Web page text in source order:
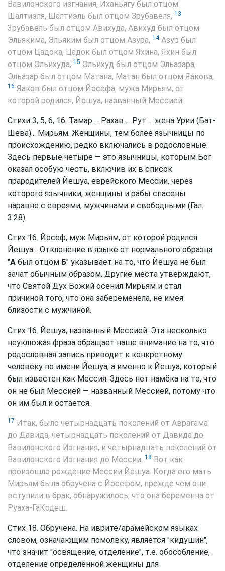
Вавилонского изгнания, Йханьягу был отцом
Шалтиэля, Шалтиэль был отцом Зрубавеля, 13
3рубавель был отцом Авихуда, Авихуд был отцом
Эльякима, Эльяким был отцом Азура, 14Азур был
отцом Цадока, Цадок был отцом Яхина, Яхин был
отцом Эльихуда, 15 Эльихуд был отцом Эльазара,
Эльазар был отцом Матана, Матан был отцом Яакова,
16 Яаков был отцом Йосефа, мужа Мирьям, от
которой родился, Йешуа, названный Мессией.
Стихи 3, 5, 6, 16. Тамар ... Рахав ... Рут ... жена Урии (Бат-
Шева)... Мирьям. Женщины, тем более язычницы по
происхождению, редко включались в родословные.
Здесь первые четыре — это язычницы, которым Бог
оказал особую честь, включив их в список
прародителей Йешуа, еврейского Мессии, через
которого язычники, женщины и рабы спасены
наравне с евреями, мужчинами и свободными (Гал.
3:28).
Стих 16. Йосеф, муж Мирьям, от которой родился
Йешуа... Отклонение в языке от нормального образца
"А был отцом Б" указывает на то, что Йешуа не был
зачат обычным образом. Другие места утверждают,
что Святой Дух Божий осенил Мирьям и стал
причиной того, что она забеременела, не имея
близости с мужчиной.
Стих 16. Йешуа, названный Мессией. Эта несколько
неуклюжая фраза обращает наше внимание на то, что
родословная запись приводит к конкретному
человеку по имени Йешуа, а именно к Йешуа, который
был известен как Мессия. Здесь нет намёка на то, что
он не был Мессией — названный Мессией, потому что
он им был и остаётся.
17 Итак, было четырнадцать поколений от Аврагама
до Давида, четырнадцать поколений от Давида до
Вавилонского Изгнания, и четырнадцать поколений от
Вавилонского Изгнания до Мессии. 18 Вот как
произошло рождение Мессии Йешуа. Когда его мать
Мирьям была обручена с Йосефом, прежде чем они
вступили в брак, обнаружилось, что она беременна от
Руаха-ГаКодеш.
Стих 18. Обручена. На иврите/арамейском языках
словом, означающим помолвку, является "кидушин",
что значит "освящение, отделение", т.е. обособление,
отделение определённой женщины для